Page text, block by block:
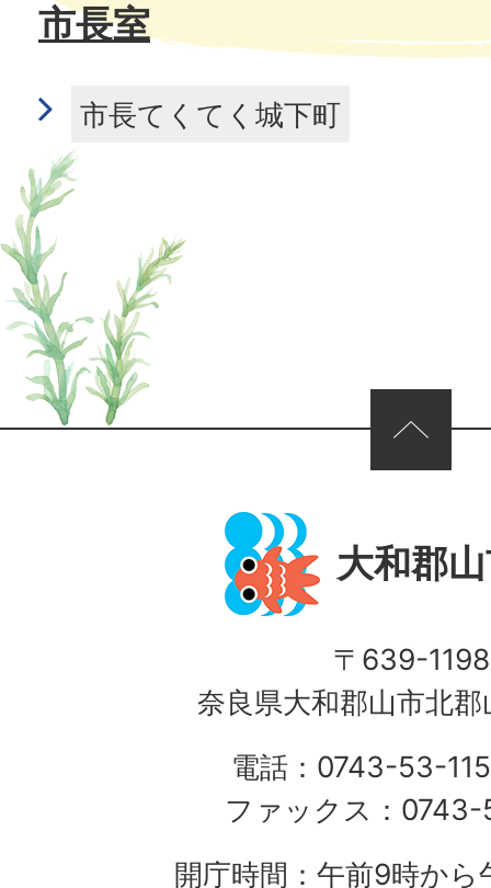
市長室
市長てくてく城下町
ページの先頭へ
大和郡
〒639-1198
奈良県大和郡山市北
電話：0743-53-
ファックス：
開庁時間：午前9時か